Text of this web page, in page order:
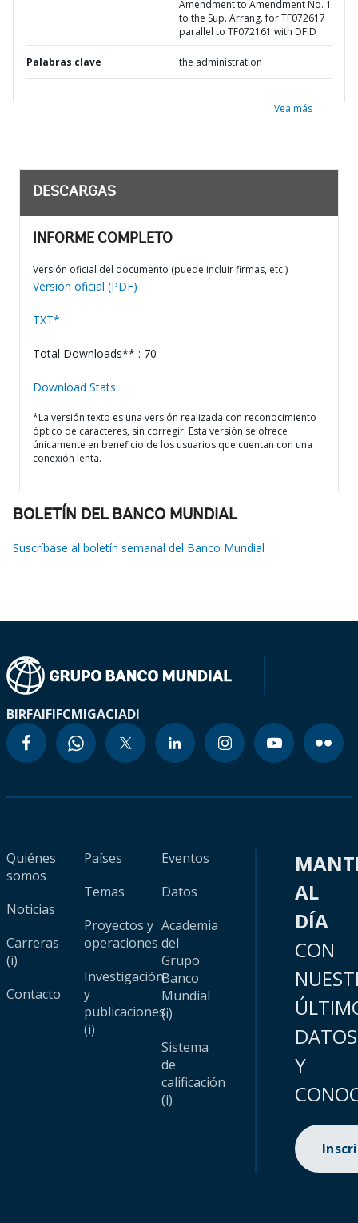
Amendment to Amendment No. 1
to the Sup. Arrang. for TF072617
parallel to TF072161 with DFID
Palabras clave the administration
Vea más
DESCARGAS
INFORME COMPLETO
Versión oficial del documento (puede incluir firmas, etc.)
Versión oficial (PDF)
TXT*
Total Downloads** : 70
Download Stats
*La versión texto es una versión realizada con reconocimiento
óptico de caracteres, sin corregir. Esta versión se ofrece
únicamente en beneficio de los usuarios que cuentan con una
conexión lenta.
BOLETÍN DEL BANCO MUNDIAL
Suscríbase al boletín semanal del Banco Mundial
BIRFAIFIFCMIGACIADI
Quiénes
somos
Noticias
Carreras
(i)
Contacto
Países
Temas
Proyectos y
operaciones
Investigación
y
publicaciones
(i)
Eventos
Datos
Academia
del
Grupo
Banco
Mundial
(i)
Sistema
de
calificación
(i)
AL
DÍA
CON
DATOS
Y